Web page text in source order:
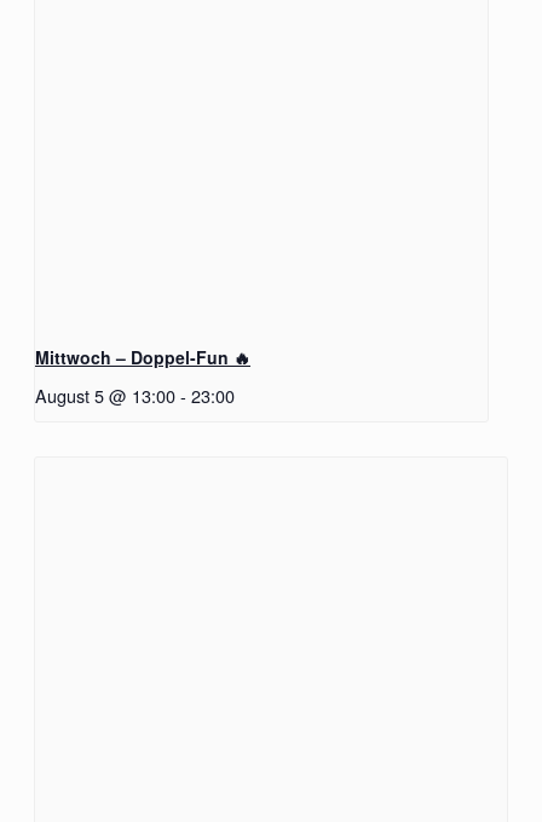
Mittwoch – Doppel-Fun 🔥
August 5 @ 13:00- 23:00